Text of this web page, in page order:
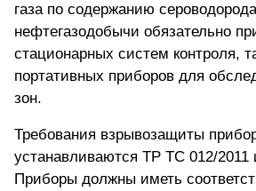
газа по содержанию
нефтегазодобычи обязательно
стационарных систем контроля,
портативных приборов для
зон.
Требования взрывозащиты
устанавливаются ТР ТС 012/
Приборы должны иметь